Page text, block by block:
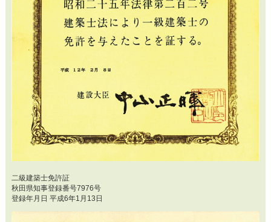
二級建築士免許証
秋田県知事登録番号7976号
登録年月日 平成6年1月13日